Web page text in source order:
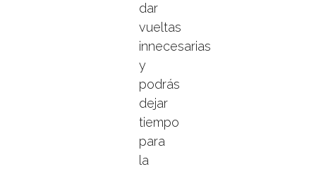
dar
vueltas
innecesarias
y
podrás
dejar
tiempo
para
la